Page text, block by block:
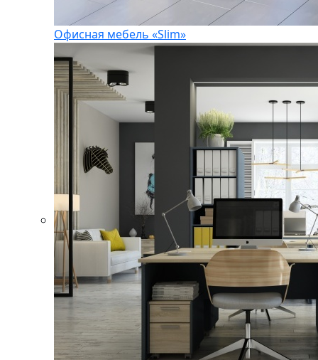
Офисная мебель «Slim»